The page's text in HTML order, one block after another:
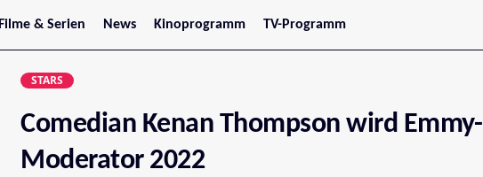
Filme & Serien
Trailer
Filmarchiv
News
Stars
Kinoprogramm
Jetzt im Kino
Oberösterreich
Steiermark
Burgenland
Kärnten
TV-Programm
STARS
Comedian Kenan Thompson wird Emmy-
Moderator 2022